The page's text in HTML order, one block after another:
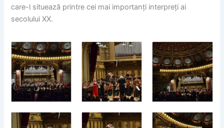
care-l situează printre cei mai importanţi interpreţi ai
secolului XX.